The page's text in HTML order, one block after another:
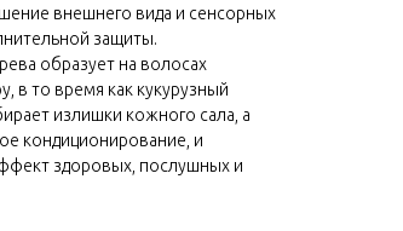
внешнего вида и сенсорных
защиты.
образует на волосах
в то время как кукурузный
излишки кожного сала, а
кондиционирование, и
здоровых, послушных и